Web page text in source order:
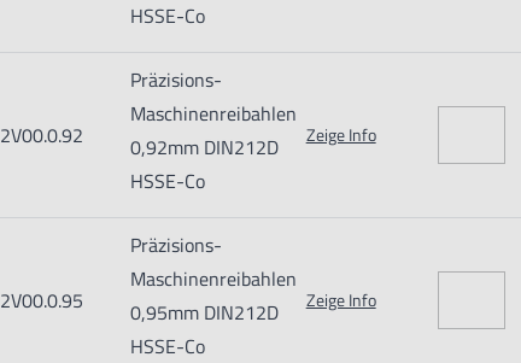
HSSE-Co
2V00.0.92
Präzisions-
Maschinenreibahlen
0,92mm DIN212D
HSSE-Co
Zeige Info
2V00.0.95
Präzisions-
Maschinenreibahlen
0,95mm DIN212D
HSSE-Co
Zeige Info